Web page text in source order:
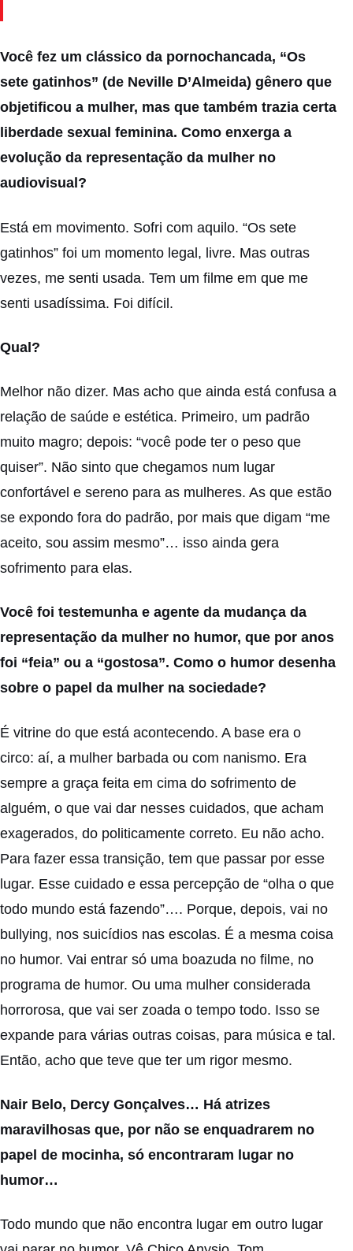
Você fez um clássico da pornochancada, “Os
sete gatinhos” (de Neville D’Almeida) gênero que
objetificou a mulher, mas que também trazia certa
liberdade sexual feminina. Como enxerga a
evolução da representação da mulher no
audiovisual?
Está em movimento. Sofri com aquilo. “Os sete
gatinhos” foi um momento legal, livre. Mas outras
vezes, me senti usada. Tem um filme em que me
senti usadíssima. Foi difícil.
Qual?
Melhor não dizer. Mas acho que ainda está confusa a
relação de saúde e estética. Primeiro, um padrão
muito magro; depois: “você pode ter o peso que
quiser”. Não sinto que chegamos num lugar
confortável e sereno para as mulheres. As que estão
se expondo fora do padrão, por mais que digam “me
aceito, sou assim mesmo”… isso ainda gera
sofrimento para elas.
Você foi testemunha e agente da mudança da
representação da mulher no humor, que por anos
foi “feia” ou a “gostosa”. Como o humor desenha
sobre o papel da mulher na sociedade?
É vitrine do que está acontecendo. A base era o
circo: aí, a mulher barbada ou com nanismo. Era
sempre a graça feita em cima do sofrimento de
alguém, o que vai dar nesses cuidados, que acham
exagerados, do politicamente correto. Eu não acho.
Para fazer essa transição, tem que passar por esse
lugar. Esse cuidado e essa percepção de “olha o que
todo mundo está fazendo”…. Porque, depois, vai no
bullying, nos suicídios nas escolas. É a mesma coisa
no humor. Vai entrar só uma boazuda no filme, no
programa de humor. Ou uma mulher considerada
horrorosa, que vai ser zoada o tempo todo. Isso se
expande para várias outras coisas, para música e tal.
Então, acho que teve que ter um rigor mesmo.
Nair Belo, Dercy Gonçalves… Há atrizes
maravilhosas que, por não se enquadrarem no
papel de mocinha, só encontraram lugar no
humor…
Todo mundo que não encontra lugar em outro lugar